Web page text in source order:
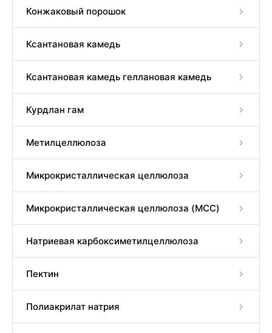
Конжаковый порошок
Ксантановая камедь
Ксантановая камедь геллановая камедь
Курдлан гам
Метилцеллюлоза
Микрокристаллическая целлюлоза
Микрокристаллическая целлюлоза (MCC)
Натриевая карбоксиметилцеллюлоза
Пектин
Полиакрилат натрия